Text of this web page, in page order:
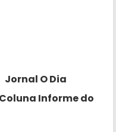
Jornal O Dia
Informe do